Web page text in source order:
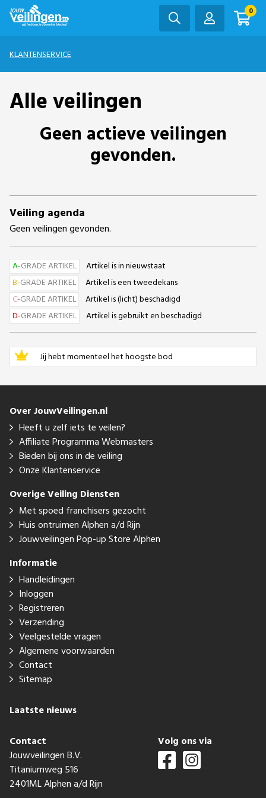
0
KLANTENSERVICE
Alle veilingen
Geen actieve veilingen
gevonden.
Veiling agenda
Geen veilingen gevonden.
A-GRADE ARTIKEL
Artikel is in nieuwstaat
B-GRADE ARTIKEL
Artikel is een tweedekans
C-GRADE ARTIKEL
Artikel is (licht) beschadigd
D-GRADE ARTIKEL Artikel is gebruikt en beschadigd
Jij hebt momenteel het hoogste bod
Over JouwVeilingen.nl
Heeft u zelf iets te veilen?
Affiliate Programma Webmasters
Bieden bij ons in de veiling
Onze Klantenservice
Overige Veiling Diensten
Met spoed franchisers gezocht
Huis ontruimen Alphen a/d Rijn
Jouwveilingen Pop-up Store Alphen
Informatie
Handleidingen
Inloggen
Registreren
Verzending
Veelgestelde vragen
Algemene voorwaarden
Contact
Sitemap
Laatste nieuws
Contact
Jouwveilingen B.V.
Titaniumweg 516
2401ML Alphen a/d Rijn
Volg ons via